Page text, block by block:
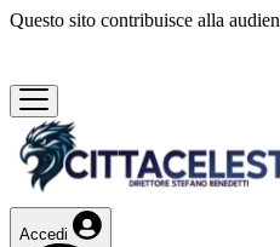
Questo sito contribuisce alla
Accedi